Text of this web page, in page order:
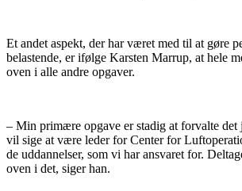
Et andet aspekt, der har været med til at gøre
belastende, er ifølge Karsten Marrup, at hele
oven i alle andre opgaver.
– Min primære opgave er stadig at forvalte det
vil sige at være leder for Center for
de uddannelser, som vi har ansvaret for.
oven i det, siger han.